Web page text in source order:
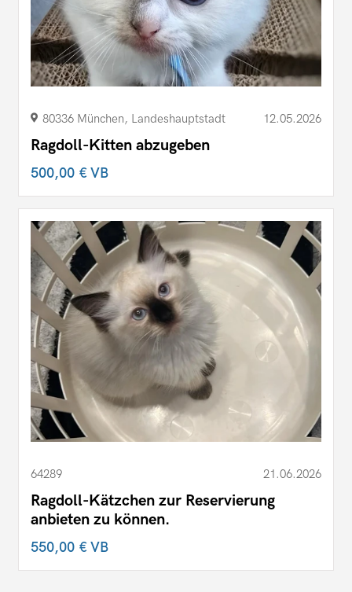
80336 München, Landeshauptstadt 12.05.2026
Ragdoll-Kitten abzugeben
500,00 €VB
64289 21.06.2026
Ragdoll-Kätzchen zur Reservierung
anbieten zu können.
550,00 €VB